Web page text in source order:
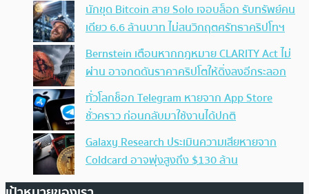
นักขุด Bitcoin สาย Solo เจอบล็อก รับทรัพย์คน
เดียว 6.6 ล้านบาท ไม่สนวิกฤตศรัทธาคริปโทฯ
Bernstein เตือนหากกฎหมาย CLARITY Act ไม่
ผ่าน อาจกดดันราคาคริปโตให้ดิ่งลงอีกระลอก
ทั่วโลกช็อก Telegram หายจาก App Store
ชั่วคราว ก่อนกลับมาใช้งานได้ปกติ
Galaxy Research ประเมินความเสียหายจาก
Coldcard อาจพุ่งสูงถึง $130 ล้าน